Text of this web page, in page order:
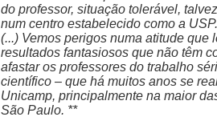
do professor, situação tolerável,
num centro estabelecido como a USP.
(...) Vemos perigos numa atitude
resultados fantasiosos que não têm
afastar os professores do trabalho
científico – que há muitos anos se
Unicamp, principalmente na maior
São Paulo. **